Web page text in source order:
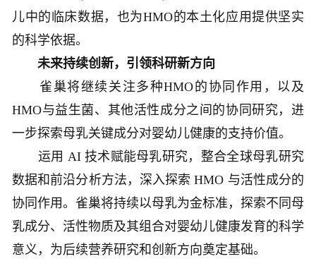
儿中的临床数据，也为HMO的本土化应用提供坚实
的科学依据。
未来持续创新，引领科研新方向
雀巢将继续关注多种HMO的协同作用，以及
HMO与益生菌、其他活性成分之间的协同研究，进
一步探索母乳关键成分对婴幼儿健康的支持价值。
运用 AI 技术赋能母乳研究，整合全球母乳研究
数据和前沿分析方法，深入探索 HMO 与活性成分的
协同作用。雀巢将持续以母乳为金标准，探索不同母
乳成分、活性物质及其组合对婴幼儿健康发育的科学
意义，为后续营养研究和创新方向奠定基础。